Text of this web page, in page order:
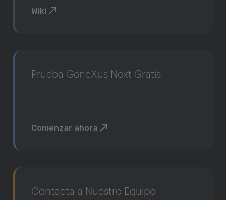
Wiki
Prueba GeneXus Next Gratis
Comenzar ahora
Contacta a Nuestro Equipo